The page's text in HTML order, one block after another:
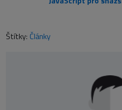
Štítky: Články